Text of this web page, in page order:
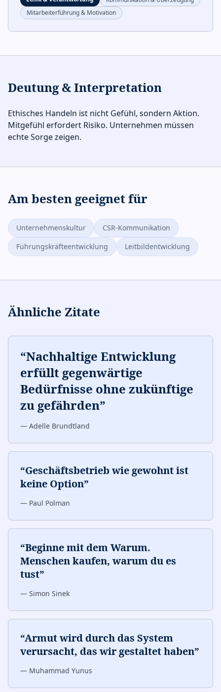
Mitarbeiterführung & Motivation
Deutung & Interpretation
Ethisches Handeln ist nicht Gefühl, sondern Aktion.
Mitgefühl erfordert Risiko. Unternehmen müssen
echte Sorge zeigen.
Am besten geeignet für
Unternehmenskultur
CSR-Kommunikation
Führungskräfteentwicklung
Leitbildentwicklung
Ähnliche Zitate
“Nachhaltige Entwicklung
erfüllt gegenwärtige
Bedürfnisse ohne zukünftige
zu gefährden”
— Adelle Brundtland
“Geschäftsbetrieb wie gewohnt ist
keine Option”
— Paul Polman
“Beginne mit dem Warum.
Menschen kaufen, warum du es
tust”
— Simon Sinek
“Armut wird durch das System
verursacht, das wir gestaltet haben”
— Muhammad Yunus